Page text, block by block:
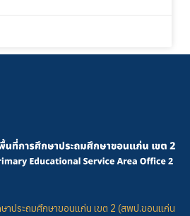
าประถมศึกษาขอนแก่น เขต 2 (สพป.ขอนแก่น